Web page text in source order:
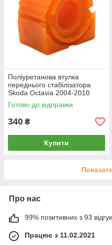
Поліуретанова втулка
переднього стабілізатора
Skoda Octavia 2004-2010
22мм ПІД вироблення, PP-
0143P
Готово до відправки
340 ₴
Купити
Про нас
99% позитивних з 93
Працює з 11.02.2021